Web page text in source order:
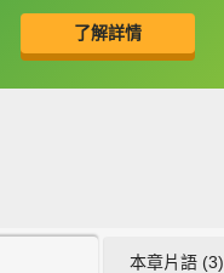
了解詳情
佳句
本章片語 (3)